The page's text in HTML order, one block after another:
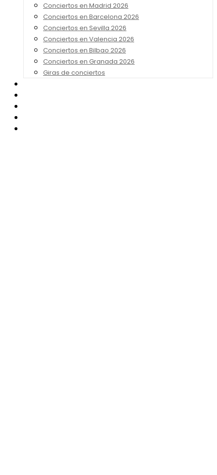
Conciertos en Madrid 2026
Conciertos en Barcelona 2026
Conciertos en Sevilla 2026
Conciertos en Valencia 2026
Conciertos en Bilbao 2026
Conciertos en Granada 2026
Giras de conciertos